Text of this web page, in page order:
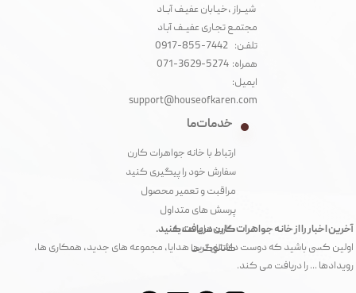
آخرین اخبار را از خانه جواهرات کارن دریافت کنید.
اولین کسی باشید که دوست داشتنی ترین هدایا، مجموعه های جدید، همکاری ها،
رویدادها ... را دریافت می کند.
شیــراز ،خیـابان عفیـف آبــاد
مجتمـع تجـاری عفیــف آبـاد‌
تلفـن: 7442-855-0917
همراه: 5274-3629-071
ایمیل:
support@houseofkaren.com
خدمات ما
ارتباط با خانه جواهرات کارن
سفارش خود را پیگیری کنید
مراقبت و تعمیر محصول
پرسش های متداول
کارت های هدیه
کاتالوگ ها